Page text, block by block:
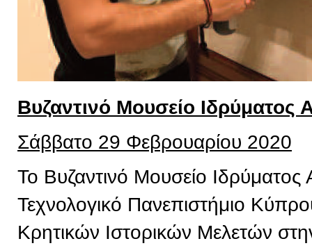
Βυζαντινό Μουσείο Ιδρύματος
Σάββατο 29 Φεβρουαρίου 2020
Το Βυζαντινό Μουσείο
Τεχνολογικό Πανεπιστήμιο
Κρητικών Ιστορικών Μελετών